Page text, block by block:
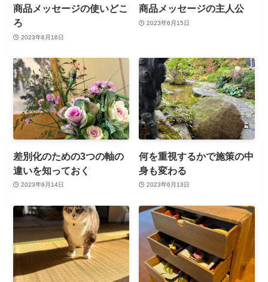
商品メッセージの使いどこ
ろ
2023年6月16日
商品メッセージの主人公
2023年6月15日
差別化のための3つの軸の
違いを知っておく
2023年6月14日
何を重視するかで施策の中
身も変わる
2023年6月13日